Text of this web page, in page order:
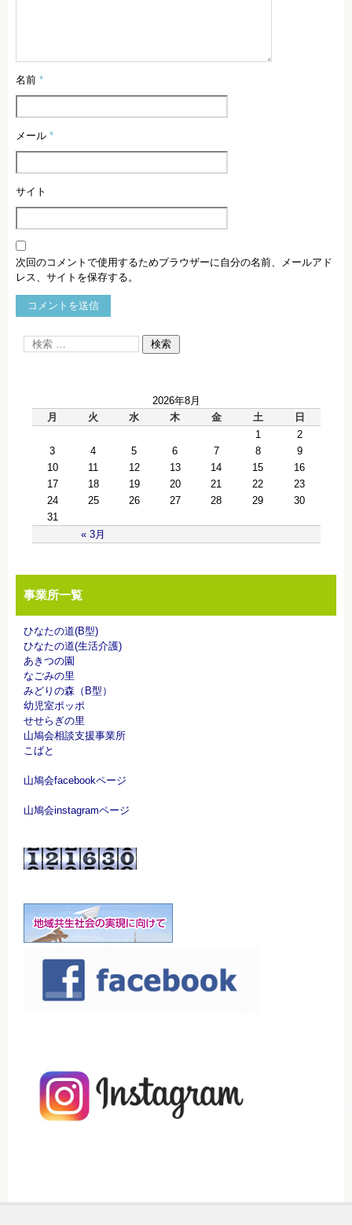
名前 *
メール *
サイト
次回のコメントで使用するためブラウザーに自分の名前、メールアド
レス、サイトを保存する。
2026年8月
月
火 水 木 金 土 日
« 3月
1
2
3
4 5 6 7 8
9
10
11 12 13 14 15
16
17
18 19 20 21 22
23
24
25 26 27 28 29
30
31
事業所一覧
ひなたの道(B型)
ひなたの道(生活介護)
あきつの園
なごみの里
みどりの森（B型）
幼児室ポッポ
せせらぎの里
山鳩会相談支援事業所
こばと
山鳩会facebookページ
山鳩会instagramページ